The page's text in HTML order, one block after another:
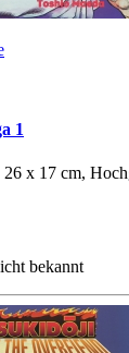
1
x 17 cm,
bekannt